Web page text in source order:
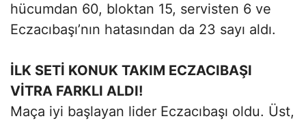
hücumdan 60, bloktan 15, servisten 6 ve
Eczacıbaşı’nın hatasından da 23 sayı aldı.
İLK SETİ KONUK TAKIM ECZACIBAŞI
VİTRA FARKLI ALDI!
Maça iyi başlayan lider Eczacıbaşı oldu. Üst,